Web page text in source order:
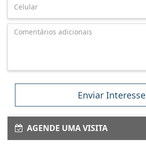
Enviar Interesse
AGENDE UMA VISITA